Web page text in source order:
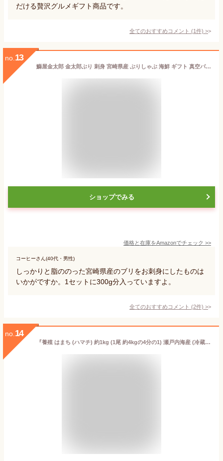
だける贅沢グルメギフト商品です。
全てのおすすめコメント (1件) >
no. 13
鰤屋金太郎 金太郎ぶり 刺身 宮崎県産 ぶりしゃぶ 海鮮 ギフト 真空パック 皮引き済 ブロック お取り寄せ 贈り物 約300g 冷凍 養殖
ショップでみる
価格と在庫をAmazonでチェック >>
コーヒーさん(40代・男性)
しっかりと脂ののった宮崎県産のブリをお刺身にしたものは
いかがですか。1セットに300g分入っていますよ。
全てのおすすめコメント (2件) >
no. 14
『養殖 はまち (ハマチ) 約1kg (1尾 約4kgの4分の1) 瀬戸内海産 (冷蔵) 』(鮮魚 生魚 刺身 お正月 御祝い お祝い)